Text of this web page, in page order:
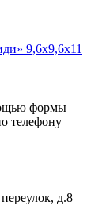
формы
телефону
д.8